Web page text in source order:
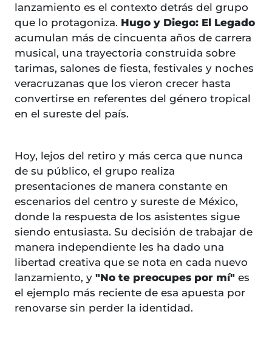
lanzamiento es el contexto detrás del grupo
que lo protagoniza. Hugo y Diego: El Legado
acumulan más de cincuenta años de carrera
musical, una trayectoria construida sobre
tarimas, salones de fiesta, festivales y noches
veracruzanas que los vieron crecer hasta
convertirse en referentes del género tropical
en el sureste del país.
Hoy, lejos del retiro y más cerca que nunca
de su público, el grupo realiza
presentaciones de manera constante en
escenarios del centro y sureste de México,
donde la respuesta de los asistentes sigue
siendo entusiasta. Su decisión de trabajar de
manera independiente les ha dado una
libertad creativa que se nota en cada nuevo
lanzamiento, y "No te preocupes por mí" es
el ejemplo más reciente de esa apuesta por
renovarse sin perder la identidad.